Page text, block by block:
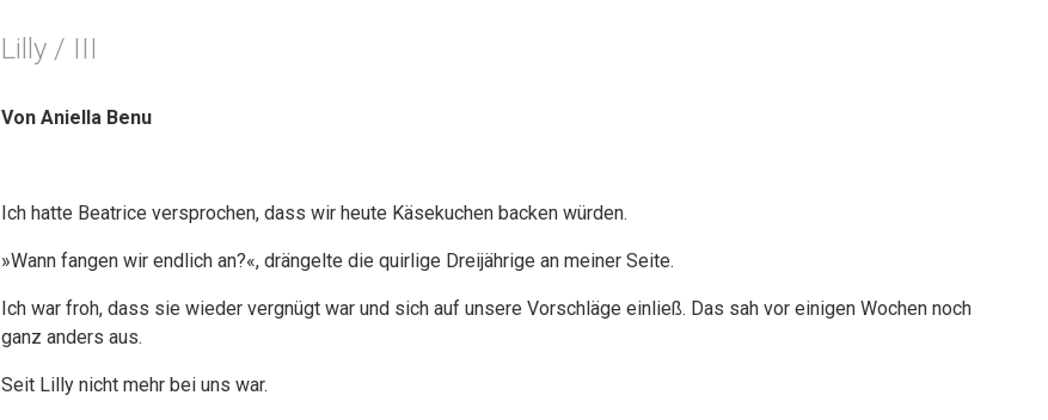
Lilly / III
Von Aniella Benu
Ich hatte Beatrice versprochen, dass wir heute Käsekuchen backen würden.
»Wann fangen wir endlich an?«, drängelte die quirlige Dreijährige an meiner Seite.
Ich war froh, dass sie wieder vergnügt war und sich auf unsere Vorschläge einließ. Das sah vor einigen Wochen noch
ganz anders aus.
Seit Lilly nicht mehr bei uns war.